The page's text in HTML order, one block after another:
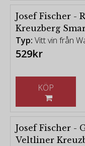
Josef Fischer -
Kreuzberg
Typ: Vitt vin från
529kr
Josef Fischer -
Veltliner